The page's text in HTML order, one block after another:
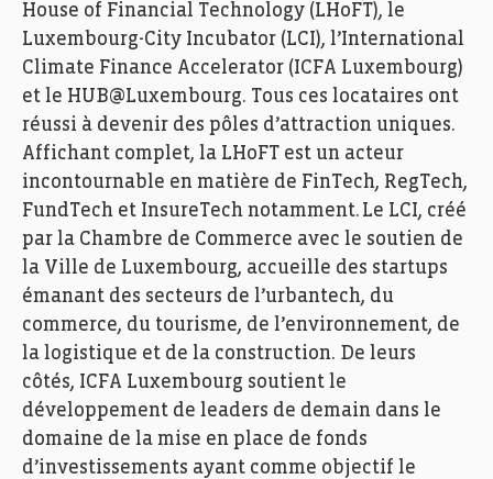
House of Financial Technology (LHoFT), le
Luxembourg-City Incubator (LCI), l’International
Climate Finance Accelerator (ICFA Luxembourg)
et le HUB@Luxembourg. Tous ces locataires ont
réussi à devenir des pôles d’attraction uniques.
Affichant complet, la LHoFT est un acteur
incontournable en matière de FinTech, RegTech,
FundTech et InsureTech notamment. Le LCI, créé
par la Chambre de Commerce avec le soutien de
la Ville de Luxembourg, accueille des startups
émanant des secteurs de l’urbantech, du
commerce, du tourisme, de l’environnement, de
la logistique et de la construction. De leurs
côtés, ICFA Luxembourg soutient le
développement de leaders de demain dans le
domaine de la mise en place de fonds
d’investissements ayant comme objectif le